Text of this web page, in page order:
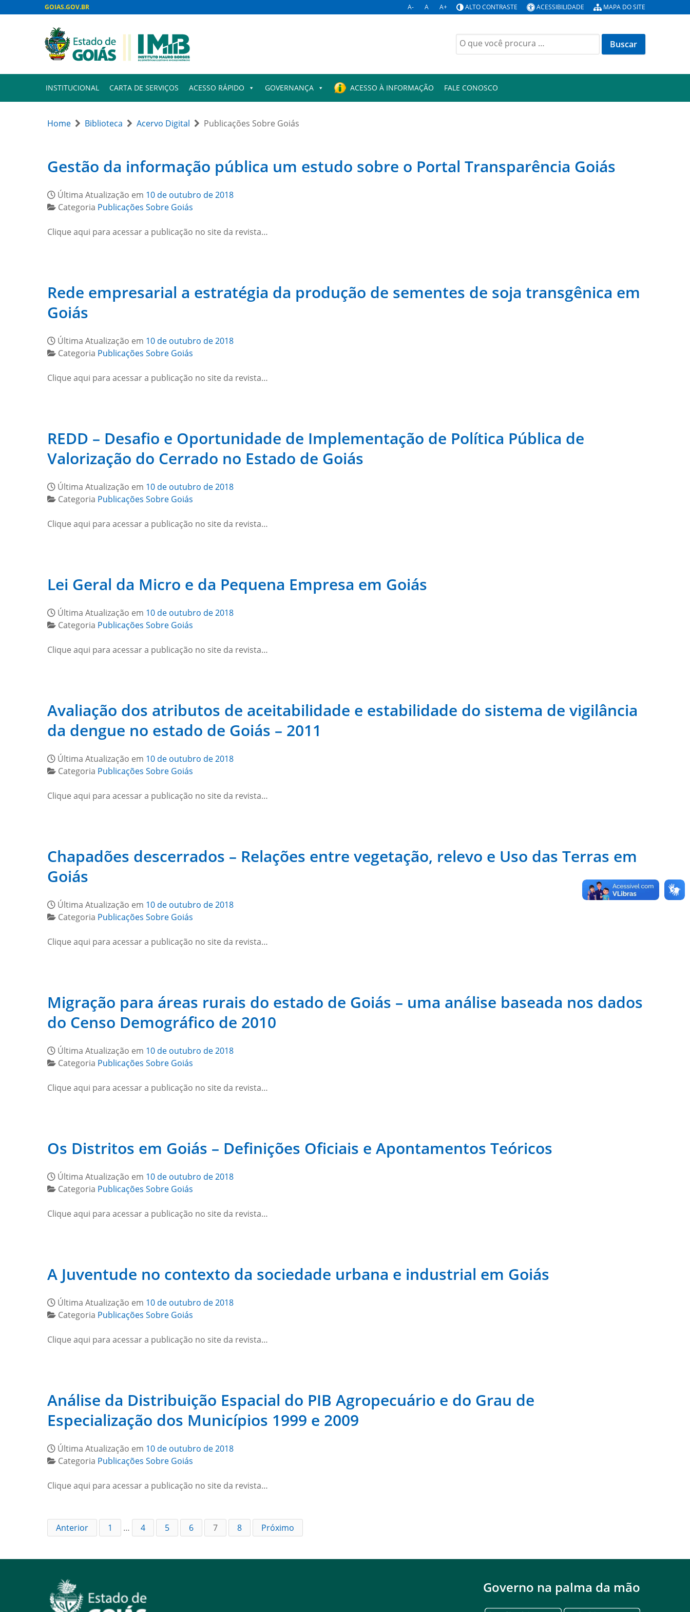
GOIAS.GOV.BR A- A A+ ALTO CONTRASTE ACESSIBILIDADE MAPA DO SITE
Buscar
por:
INSTITUCIONAL CARTA DE SERVIÇOS ACESSO RÁPIDO GOVERNANÇA ACESSO À INFORMAÇÃO FALE CONOSCO
Home Biblioteca Acervo Digital Publicações Sobre Goiás
Gestão da informação pública um estudo sobre o Portal Transparência Goiás
Última Atualização em 10 de outubro de 2018
Categoria Publicações Sobre Goiás
Clique aqui para acessar a publicação no site da revista…
Rede empresarial a estratégia da produção de sementes de soja transgênica em
Goiás
Última Atualização em 10 de outubro de 2018
Categoria Publicações Sobre Goiás
Clique aqui para acessar a publicação no site da revista…
REDD – Desafio e Oportunidade de Implementação de Política Pública de
Valorização do Cerrado no Estado de Goiás
Última Atualização em 10 de outubro de 2018
Categoria Publicações Sobre Goiás
Clique aqui para acessar a publicação no site da revista…
Lei Geral da Micro e da Pequena Empresa em Goiás
Última Atualização em 10 de outubro de 2018
Categoria Publicações Sobre Goiás
Clique aqui para acessar a publicação no site da revista…
Avaliação dos atributos de aceitabilidade e estabilidade do sistema de vigilância
da dengue no estado de Goiás – 2011
Última Atualização em 10 de outubro de 2018
Categoria Publicações Sobre Goiás
Clique aqui para acessar a publicação no site da revista…
Chapadões descerrados – Relações entre vegetação, relevo e Uso das Terras em
Goiás
Última Atualização em 10 de outubro de 2018
Categoria Publicações Sobre Goiás
Clique aqui para acessar a publicação no site da revista…
Migração para áreas rurais do estado de Goiás – uma análise baseada nos dados
do Censo Demográfico de 2010
Última Atualização em 10 de outubro de 2018
Categoria Publicações Sobre Goiás
Clique aqui para acessar a publicação no site da revista…
Os Distritos em Goiás – Definições Oficiais e Apontamentos Teóricos
Última Atualização em 10 de outubro de 2018
Categoria Publicações Sobre Goiás
Clique aqui para acessar a publicação no site da revista…
A Juventude no contexto da sociedade urbana e industrial em Goiás
Última Atualização em 10 de outubro de 2018
Categoria Publicações Sobre Goiás
Clique aqui para acessar a publicação no site da revista…
Análise da Distribuição Espacial do PIB Agropecuário e do Grau de
Especialização dos Municípios 1999 e 2009
Última Atualização em 10 de outubro de 2018
Categoria Publicações Sobre Goiás
Clique aqui para acessar a publicação no site da revista…
Anterior 1 … 4 5 6 7 8 Próximo
Governo na palma da mão